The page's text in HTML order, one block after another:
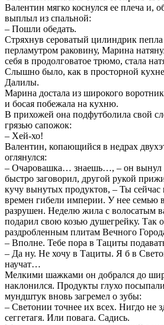
Валентин мягко коснулся ее плеча и,
выплыл из спальной:
– Пошли обедать.
Стряхнув сероватый цилиндрик
перламутром раковину, Марина
себя в продолговатое трюмо, стала
Слышно было, как в просторной
Далилы.
Марина достала из широкого
и босая побежала на кухню.
В прихожей она подфутболила свой
грязью сапожок:
– Хей-хо!
Валентин, копающийся в недрах
оглянулся:
– Очаровашка… знаешь…, – он вынул
быстро заговорил, другой рукой
кучу вынутых продуктов, – Ты
времен гибели империи. У нее семью
разрушен. Неделю жила с волосатым
подарил свою козью душегрейку. Так
раздробленным плитам Вечного
– Вполне. Тебе пора в Тациты
– Да ну. Не хочу в Тациты. Я б в
научат…
Мелкими шажками он добрался до
наклонился. Продукты глухо
мундштук вновь загремел о зубы:
– Светонии точнее их всех. Нигдо не
сеггетагя. Или повага. Садись.